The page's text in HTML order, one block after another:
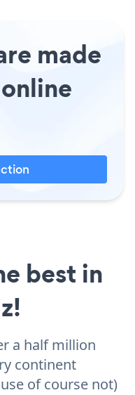
made
best in
a half million
continent
of course not)